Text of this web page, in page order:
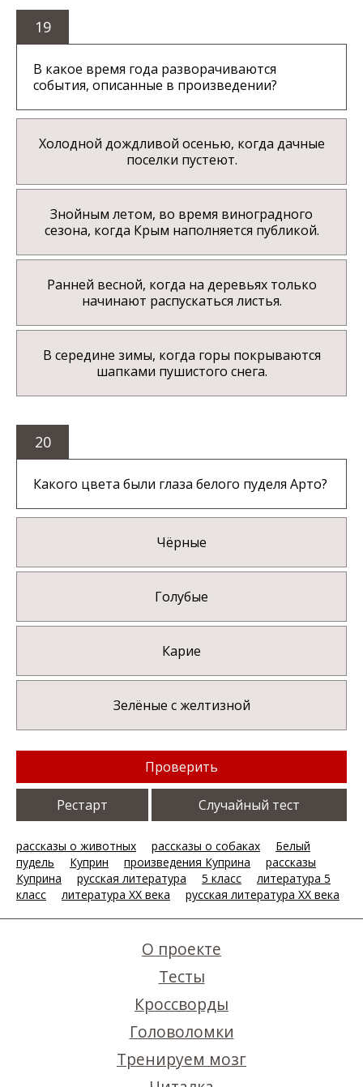
19
В какое время года разворачиваются
события, описанные в произведении?
Холодной дождливой осенью, когда дачные
поселки пустеют.
Знойным летом, во время виноградного
сезона, когда Крым наполняется публикой.
Ранней весной, когда на деревьях только
начинают распускаться листья.
В середине зимы, когда горы покрываются
шапками пушистого снега.
20
Какого цвета были глаза белого пуделя Арто?
Чёрные
Голубые
Карие
Зелёные с желтизной
Проверить
Рестарт Случайный тест
рассказы о животных рассказы о собаках
Белый
пудель
Куприн произведения Куприна
рассказы
Куприна
русская литература 5 класс
литература 5
класс
литература XX века русская литература XX века
О проекте
Тесты
Кроссворды
Головоломки
Тренируем мозг